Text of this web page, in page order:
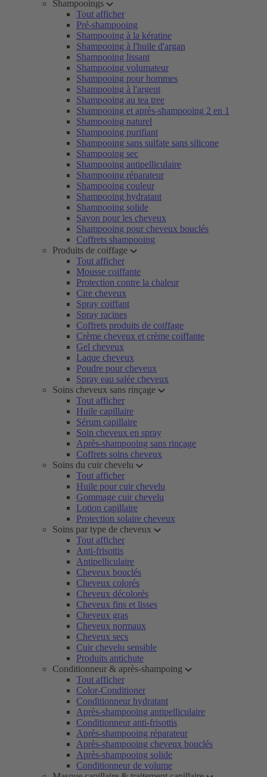
Shampooings
Tout afficher
Pré-shampooing
Shampooing à la kératine
Shampooing à l'huile d'argan
Shampooing lissant
Shampooing volumateur
Shampooing pour hommes
Shampooing à l'argent
Shampooing au tea tree
Shampooing et après-shampooing 2 en 1
Shampooing naturel
Shampooing purifiant
Shampooing sans sulfate sans silicone
Shampooing sec
Shampooing antipelliculaire
Shampooing réparateur
Shampooing couleur
Shampooing hydratant
Shampooing solide
Savon pour les cheveux
Shampooing pour cheveux bouclés
Coffrets shampooing
Produits de coiffage
Tout afficher
Mousse coiffante
Protection contre la chaleur
Cire cheveux
Spray coiffant
Spray racines
Coffrets produits de coiffage
Crème cheveux et crème coiffante
Gel cheveux
Laque cheveux
Poudre pour cheveux
Spray eau salée cheveux
Soins cheveux sans rinçage
Tout afficher
Huile capillaire
Sérum capillaire
Soin cheveux en spray
Après-shampooing sans rinçage
Coffrets soins cheveux
Soins du cuir chevelu
Tout afficher
Huile pour cuir chevelu
Gommage cuir chevelu
Lotion capillaire
Protection solaire cheveux
Soins par type de cheveux
Tout afficher
Anti-frisottis
Antipelliculaire
Cheveux bouclés
Cheveux colorés
Cheveux décolorés
Cheveux fins et lisses
Cheveux gras
Cheveux normaux
Cheveux secs
Cuir chevelu sensible
Produits antichute
Conditionneur & après-shampoing
Tout afficher
Color-Conditioner
Conditionneur hydratant
Après-shampooing antipelliculaire
Conditionneur anti-frisottis
Après-shampooing réparateur
Après-shampooing cheveux bouclés
Après-shampooing solide
Conditionneur de volume